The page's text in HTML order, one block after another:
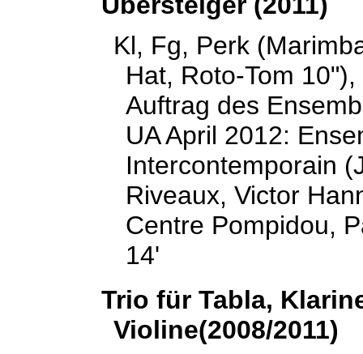
Kl, Fg, Perk
Hat, Roto-Tom 10"),
Auftrag des
UA April 2012:
Intercontemporain
Riveaux, Victor
Centre Pompidou,
14'
Trio für Tabla,
Violine(2008/2011)